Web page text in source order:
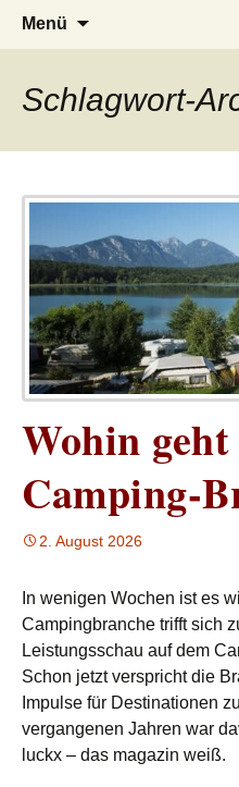
LUCKX
– das Magazin
Menü
Schlagwort-
Wohin
Camping-
2. August 2026
In wenigen Wochen ist es
Campingbranche trifft sich
Leistungsschau auf dem
Schon jetzt verspricht die
Impulse für Destinationen
vergangenen Jahren war
luckx – das magazin weiß.